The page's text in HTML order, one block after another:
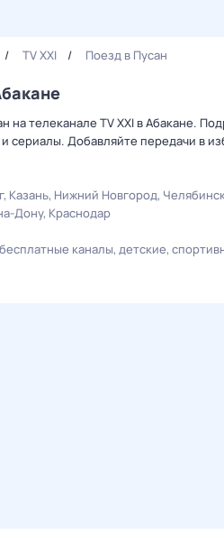
TV XXI Поезд в Пусан
на телеканале TV XXI в Абакане.
Добавляйте передачи в
Казань Нижний Новгород
Дону Краснодар
бесплатные каналы детские